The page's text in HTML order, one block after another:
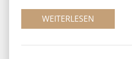
WEITERLESEN